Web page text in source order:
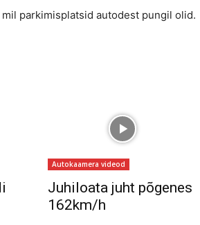
mil parkimisplatsid autodest pungil olid.
Autokaamera videod
Juhiloata juht põgenes
162km/h